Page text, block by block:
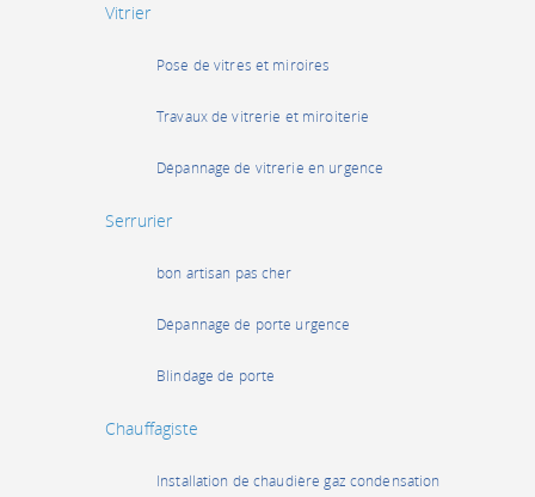
Vitrier
Pose de vitres et miroires
Travaux de vitrerie et miroiterie
Dépannage de vitrerie en urgence
Serrurier
bon artisan pas cher
Dépannage de porte urgence
Blindage de porte
Chauffagiste
Installation de chaudière gaz condensation